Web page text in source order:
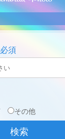
須
その他